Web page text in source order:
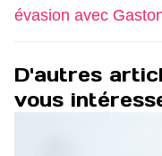
évasion avec
D'autres
vous